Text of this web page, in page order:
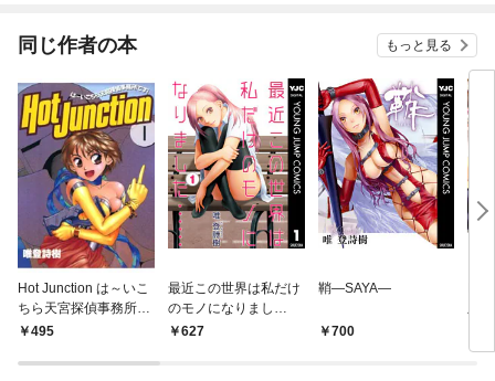
同じ作者の本 もっと見る
Hot Junction は～いこ
ちら天宮探偵事務所で
す！(1)
495
最近この世界は私だけ
のモノになりまし
た…… 1
627
鞘―SAYA―
700
版 1